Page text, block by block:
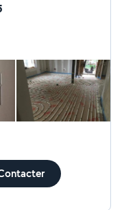
veuillez